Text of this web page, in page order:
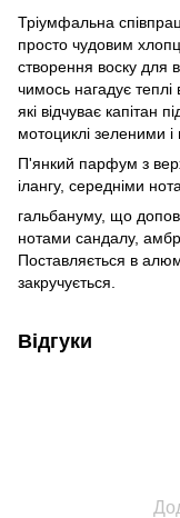
Тріумфальна
просто чудовим
створення воску для
чимось нагадує теплі
які відчуває капітан
мотоциклі зеленими і
П'янкий парфум з
ілангу, середніми
гальбануму, що
нотами сандалу,
Поставляється в
закручується.
Відгуки